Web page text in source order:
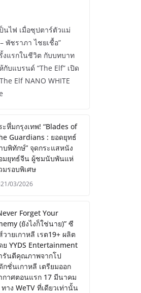
นไฟ เมื่อซุปตาร์ตัวแม่
พัชราภา ไชยเชื้อ”
งแรกในชีวิต กับบทบาท
กับแบรนด์ “The Elf” เปิด
Elf NANO WHITE
ะหึ่มกรุงเทพ! “Blades of
Guardians : ยอดยุทธ์
บพิทักษ์” จุดกระแสหนัง
มยุทธ์จีน ผู้ชมนับพันแห่
มรอบพิเศษ
21/03/2026
Forget Your
(ยังไงก็ใช่นาย)” ซี
วายเกาหลี เรต19+ ผลิต
ย YYDS Entertainment
รันตีคุณภาพจากโป
กชั่นเกาหลี เตรียมออก
กาศตอนแรก 17 มีนาคม
าง WeTV ที่เดียวเท่านั้น